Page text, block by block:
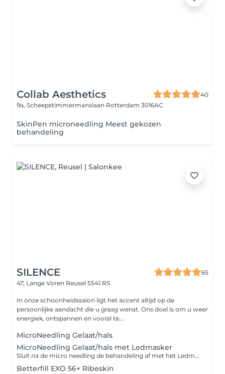
Collab Aesthetics
40
9a, Scheepstimmermanslaan Rotterdam 3016AC
SkinPen microneedling Meest gekozen
behandeling
SILENCE
65
47, Lange Voren Reusel 5541 RS
In onze schoonheidssalon ligt het accent altijd op de
persoonlijke aandacht die u graag wenst. Ons doel is om u weer
energiek, ontspannen en vooral te...
MicroNeedling Gelaat/hals
MicroNeedling Gelaat/hals met Ledmasker
Sluit na de micro needling de behandeling af met het Ledmasker van dermapen. Dit is een niet-invasieve lichttherapiebehandeling voor het verminderen van fijne lijntjes en rimpels, ouderdomsvlekken, zonneschade, pigmentvlekken en het verbeteren van de huidtextuur/littekens. Het Dermapen LED masker maakt gebruik van de nieuwste wetenschappelijke ontwikkelingen en onderzoek op het gebied van lichttherapie om uw LED-behandeling volledig te optimaliseren, waarbij niet alleen rood licht wordt gebruikt, maar ook bijna-infraroodlicht. Het LED Masker wordt gebruikt in combinatie met de speciaal hiervoor ontworpen Lumafuse Hydrogel masker. Het Lumafuse Hydrogel masker absorbeert het LED licht voor verbeterde penetratie van zowel de actieve stoffen als het licht. Het Dermapen LED masker maakt gebruik van de nieuwste wetenschappelijke ontwikkelingen en onderzoek op het gebied van lichttherapie om uw led-behandeling volledig te optimaliseren. Een enkele sessie van 10 minuten van de Dermapen LED masker laat je huid voller, meer gehydrateerd en verfrist aanvoelen. Deze resultaten verbeteren bij herhaald gebruik.
Betterfill EXO 56+ Ribeskin